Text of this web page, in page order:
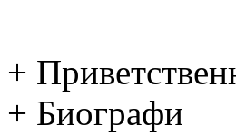
+
+ Биографи